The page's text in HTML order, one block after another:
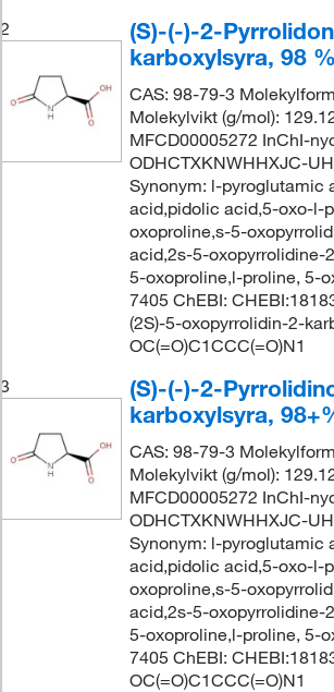
2
(S)-(-)-2-
karboxylsyra, 98 %
CAS: 98-79-3
Molekylvikt (g/mol):
MFCD00005272 InChI-
ODHCTXKNWHHXJC-
Synonym: l-pyroglutamic
acid,pidolic acid,5-oxo-l-
oxoproline,s-5-
acid,2s-5-oxopyrrolidine-
5-oxoproline,l-proline, 5-
7405 ChEBI:
(2S)-5-oxopyrrolidin-2-
OC(=O)C1CCC(=O)N1
3
(S)-(-)-2-
karboxylsyra,
CAS: 98-79-3
Molekylvikt (g/mol):
MFCD00005272 InChI-
ODHCTXKNWHHXJC-
Synonym: l-pyroglutamic
acid,pidolic acid,5-oxo-l-
oxoproline,s-5-
acid,2s-5-oxopyrrolidine-
5-oxoproline,l-proline, 5-
7405 ChEBI:
OC(=O)C1CCC(=O)N1